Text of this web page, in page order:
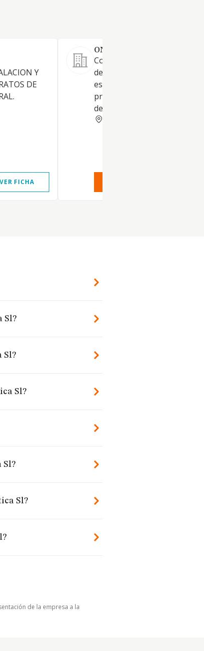
Y
DE
VER FICHA
ONUFONE SL
Comercio al por menor de
de telecomunicaciones en
establecimientos
principalmente distribuidor
de Orange.
Sl?
Sl?
Sl?
Sl?
Sl?
de la empresa a la